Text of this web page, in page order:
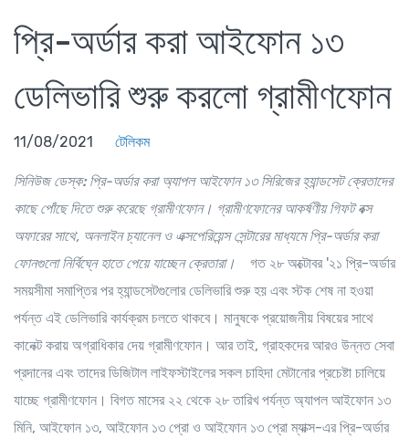
প্রি-অর্ডার করা আইফোন ১৩
ডেলিভারি শুরু করলো গ্রামীণফোন
11/08/2021 টেলিকম
সিনিউজ ডেস্ক:প্রি-অর্ডার করা অ্যাপল আইফোন ১৩ সিরিজের হ্যান্ডসেট ক্রেতাদের
কাছে পোঁছে দিতে শুরু করেছে গ্রামীণফোন। গ্রামীণফোনের আকর্ষণীয় গিফট বক্স
অফারের সাথে, অনলাইন চ্যানেল ও এক্সপেরিয়েন্স সেন্টারের মাধ্যমে প্রি-অর্ডার করা
ফোনগুলো নির্বিঘ্নে হাতে পেয়ে যাচ্ছেন ক্রেতারা।
গত ২৮ অক্টোবর '২১ প্রি-অর্ডার
সময়সীমা সমাপ্তির পর হ্যান্ডসেটগুলোর ডেলিভারি শুরু হয় এবং স্টক শেষ না হওয়া
পর্যন্ত এই ডেলিভারি কার্যক্রম চলতে থাকবে। মানুষকে প্রয়োজনীয় বিষয়ের সাথে
কানেক্ট করায় অগ্রাধিকার দেয় গ্রামীণফোন। আর তাই, গ্রাহকদের আরও উন্নত সেবা
প্রদানের এবং তাদের ডিজিটাল লাইফস্টাইলের সকল চাহিদা মেটানোর প্রচেষ্টা চালিয়ে
যাচ্ছে গ্রামীণফোন। বিগত মাসের ২২ থেকে ২৮ তারিখ পর্যন্ত অ্যাপল আইফোন ১৩
মিনি, আইফোন ১৩, আইফোন ১৩ প্রো ও আইফোন ১৩ প্রো ম্যাক্স-এর প্রি-অর্ডার